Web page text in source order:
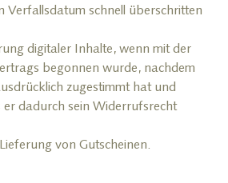
Verfallsdatum schnell überschritten
digitaler Inhalte, wenn mit der
begonnen wurde, nachdem
zugestimmt hat und
er dadurch sein Widerrufsrecht
von Gutscheinen.